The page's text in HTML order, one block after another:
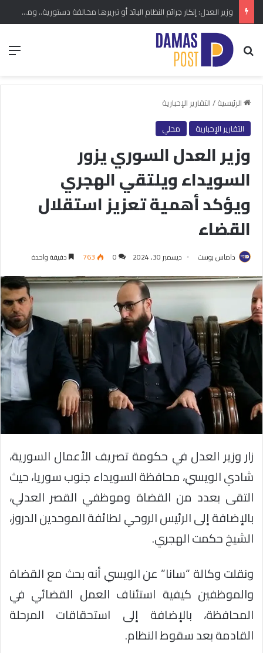
وزير العدل: إنكار جرائم النظام البائد أو تبريرها مخالفة دستورية.. ومشروع قانون خاص إلى مجلس الشعب
بحث عن
الرئيسية/التقارير الإخبارية
التقارير الإخبارية
محلي
وزير العدل السوري يزور
السويداء ويلتقي الهجري
ويؤكد أهمية تعزيز استقلال
القضاء
داماس بوست ديسمبر 30, 2024 0
763 دقيقة واحدة
زار وزير العدل في حكومة تصريف الأعمال السورية،
شادي الويسي، محافظة السويداء جنوب سوريا، حيث
التقى بعدد من القضاة وموظفي القصر العدلي،
بالإضافة إلى الرئيس الروحي لطائفة الموحدين الدروز،
الشيخ حكمت الهجري.
ونقلت وكالة “سانا” عن الويسي أنه بحث مع القضاة
والموظفين كيفية استئناف العمل القضائي في
المحافظة، بالإضافة إلى استحقاقات المرحلة
القادمة بعد سقوط النظام.